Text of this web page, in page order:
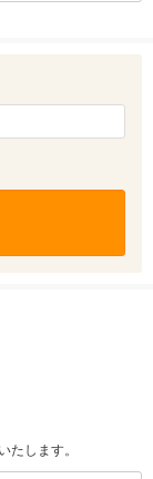
たします。